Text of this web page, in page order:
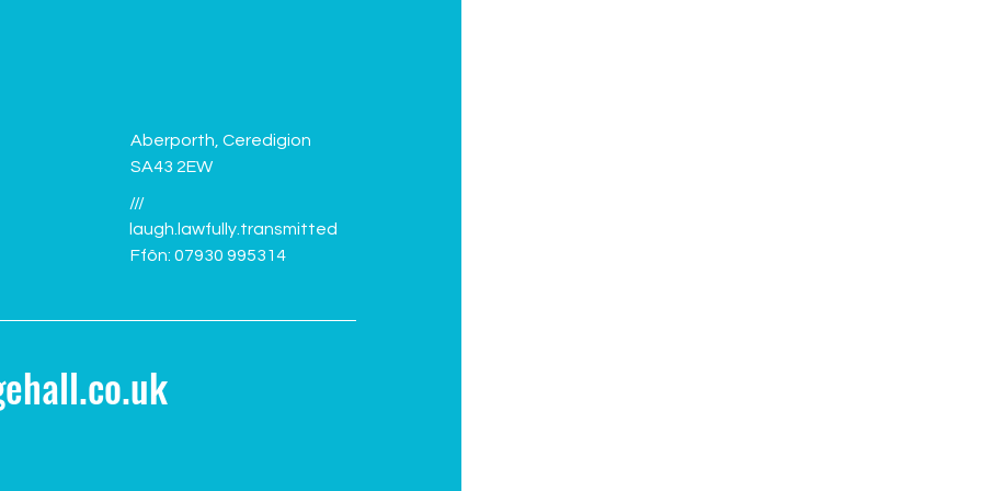
Aberporth, Ceredigion
SA43 2EW
///
laugh.lawfully.transmitted
Ffôn: 07930 995314